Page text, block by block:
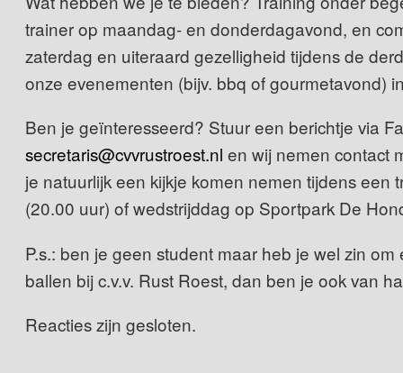
trainer op maandag- en donderdagavond, en
zaterdag en uiteraard gezelligheid tijdens de
onze evenementen (bijv. bbq of gourmetavond)
Ben je geïnteresseerd? Stuur een berichtje via
secretaris@cvvrustroest.nl en wij nemen contact
je natuurlijk een kijkje komen nemen tijdens een
(20.00 uur) of wedstrijddag op Sportpark De
P.s.: ben je geen student maar heb je wel zin
ballen bij c.v.v. Rust Roest, dan ben je ook van
Reacties zijn gesloten.